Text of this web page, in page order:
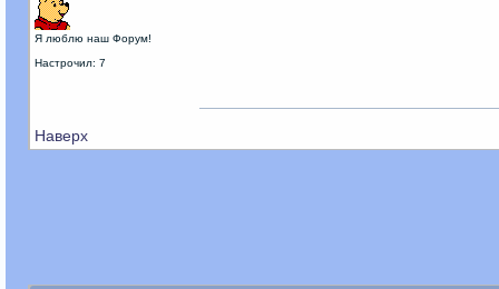
Я люблю наш Форум!
Настрочил: 7
Наверх